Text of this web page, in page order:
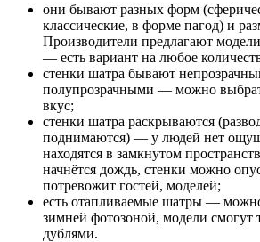
они бывают разных форм
классические, в форме пагод) и
Производители предлагают
— есть вариант на любое
стенки шатра бывают
полупрозрачными — можно
вкус;
стенки шатра раскрываются
поднимаются) — у людей нет
находятся в замкнутом
начнётся дождь, стенки можно
потревожит гостей, моделей;
есть отапливаемые шатры —
зимней фотозоной, модели смогут
дублями.